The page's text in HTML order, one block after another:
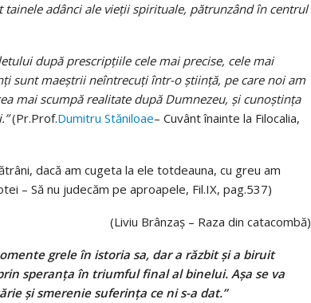
adânci ale vieţii spirituale, pătrunzând în centrul
după prescripţiile cele mai precise, cele mai
sunt maeştrii neîntrecuţi într-o ştiinţă, pe care noi am
mai scumpă realitate după Dumnezeu, şi cunoştinţa
(Pr.Prof.Dumitru Stăniloae– Cuvânt înainte la Filocalia,
dacă am cugeta la ele totdeauna, cu greu am
– Să nu judecăm pe aproapele, Fil.IX, pag.537)
(Liviu Brânzaş – Raza din catacombă)
grele în istoria sa, dar a răzbit şi a biruit
speranţa în triumful final al binelui. Aşa se va
şi smerenie suferinţa ce ni s-a dat.”